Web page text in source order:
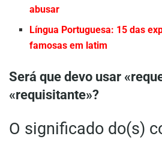
abusar
Língua Portuguesa: 15 das
famosas em latim
Será que devo usar
«requisitante»?
O significado do(s)